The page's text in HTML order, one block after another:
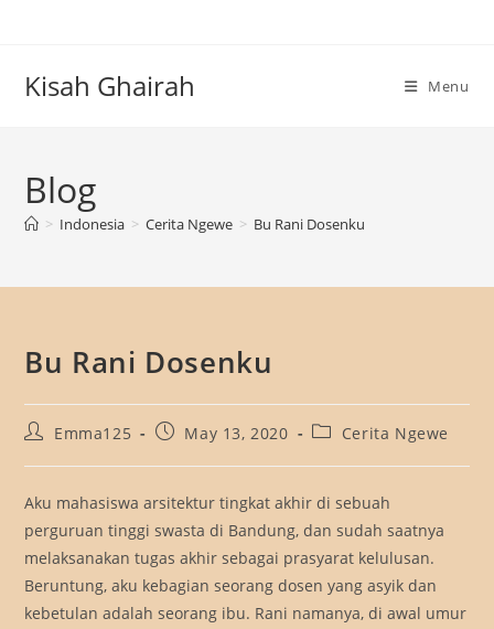
Kisah Ghairah Menu
Blog
> Indonesia > Cerita Ngewe > Bu Rani Dosenku
Bu Rani Dosenku
PostEmma125
PostMay 13, 2020
PostCerita Ngewe
Aku mahasiswa arsitektur tingkat akhir di sebuah
perguruan tinggi swasta di Bandung, dan sudah saatnya
melaksanakan tugas akhir sebagai prasyarat kelulusan.
Beruntung, aku kebagian seorang dosen yang asyik dan
kebetulan adalah seorang ibu. Rani namanya, di awal umur